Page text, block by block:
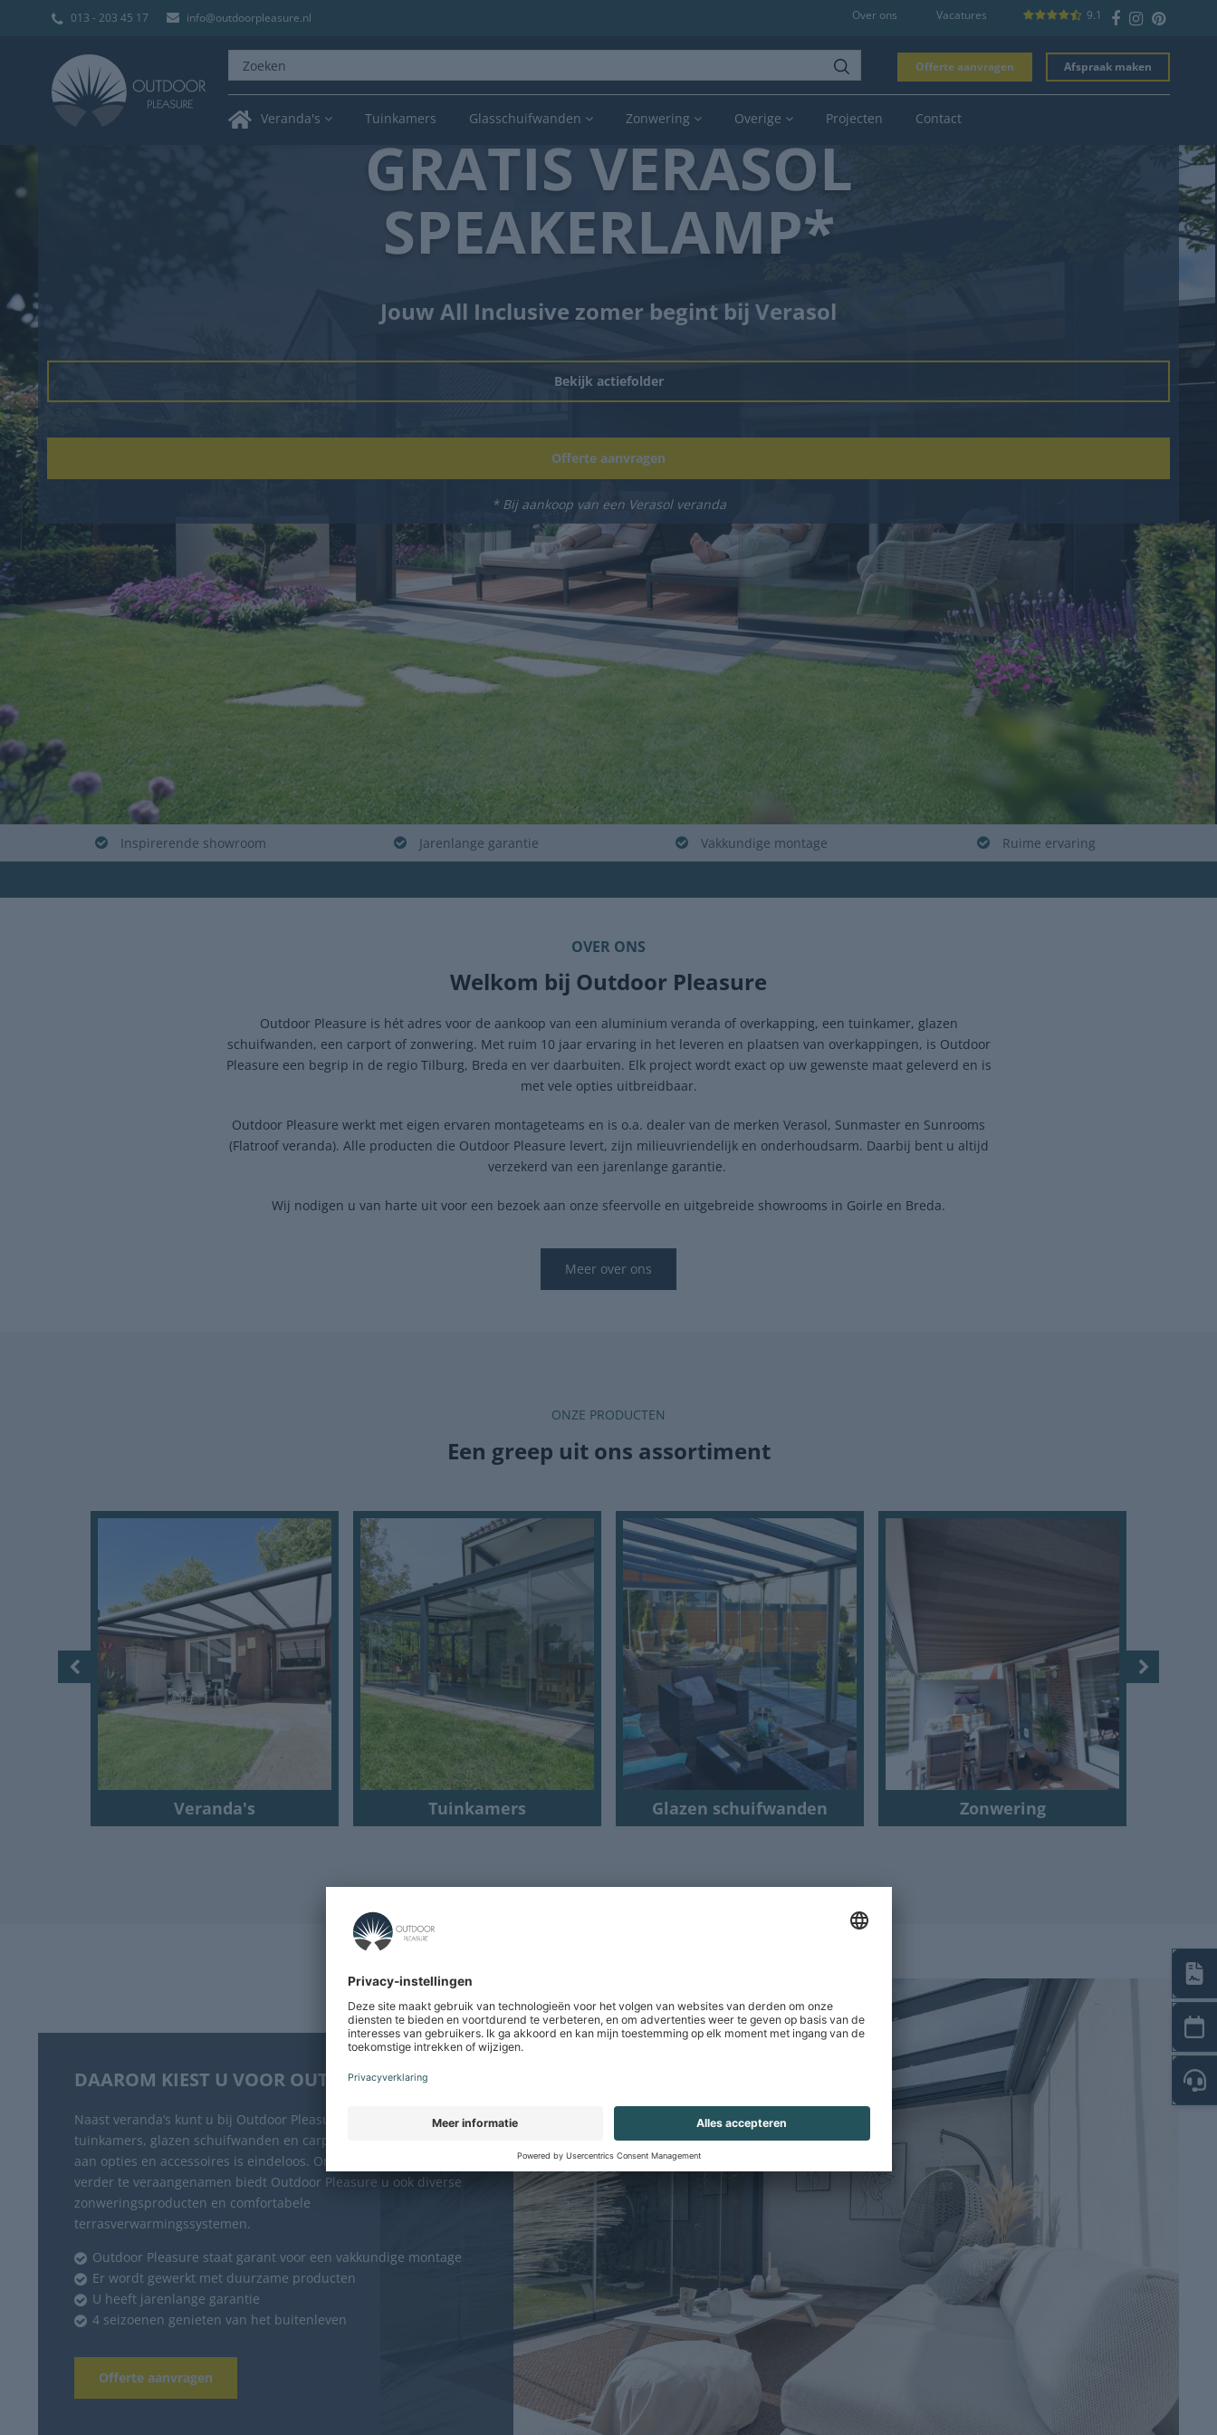
013 - 203 45 17 info@outdoorpleasure.nl Over ons Vacatures 9.1
Offerte aanvragen Afspraak maken
Veranda's Tuinkamers Glasschuifwanden Zonwering Overige Projecten Contact
GRATIS VERASOL
SPEAKERLAMP*
Jouw All Inclusive zomer begint bij Verasol
Bekijk actiefolder
Offerte aanvragen
* Bij aankoop van een Verasol veranda
Inspirerende showroom Jarenlange garantie Vakkundige montage Ruime ervaring
OVER ONS
Welkom bij Outdoor Pleasure
Outdoor Pleasure is hét adres voor de aankoop van een aluminium veranda of overkapping, een tuinkamer, glazen
schuifwanden, een carport of zonwering. Met ruim 10 jaar ervaring in het leveren en plaatsen van overkappingen, is Outdoor
Pleasure een begrip in de regio Tilburg, Breda en ver daarbuiten. Elk project wordt exact op uw gewenste maat geleverd en is
met vele opties uitbreidbaar.
Outdoor Pleasure werkt met eigen ervaren montageteams en is o.a. dealer van de merken Verasol, Sunmaster en Sunrooms
(Flatroof veranda). Alle producten die Outdoor Pleasure levert, zijn milieuvriendelijk en onderhoudsarm. Daarbij bent u altijd
verzekerd van een jarenlange garantie.
Wij nodigen u van harte uit voor een bezoek aan onze sfeervolle en uitgebreide showrooms in Goirle en Breda.
Meer over ons
ONZE PRODUCTEN
Een greep uit ons assortiment
Veranda's Tuinkamers Glazen schuifwanden Zonwering
DAAROM KIEST U VOOR OUTDOOR PLEASURE
Naast veranda’s kunt u bij Outdoor Pleasure ook terecht voor
tuinkamers, glazen schuifwanden en carports. Het assortiment
aan opties en accessoires is eindeloos. Om het buitenleven nog
verder te veraangenamen biedt Outdoor Pleasure u ook diverse
zonweringsproducten en comfortabele
terrasverwarmingssystemen.
Outdoor Pleasure staat garant voor een vakkundige montage
Er wordt gewerkt met duurzame producten
U heeft jarenlange garantie
4 seizoenen genieten van het buitenleven
Offerte aanvragen